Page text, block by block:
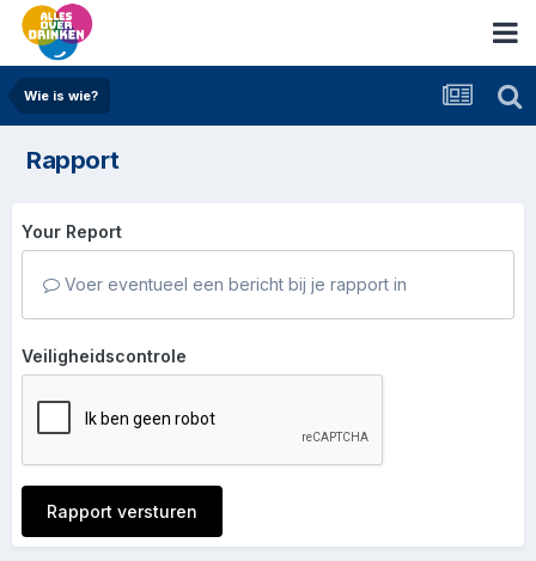
Wie is wie?
Rapport
Your Report
Voer eventueel een bericht bij je rapport in
Veiligheidscontrole
Rapport versturen